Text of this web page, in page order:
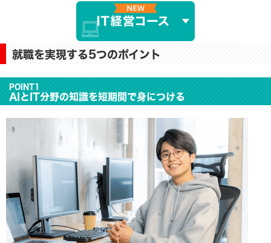
就職を実現する5つのポイント
POINT1
AIとIT分野の知識を短期間で身につける